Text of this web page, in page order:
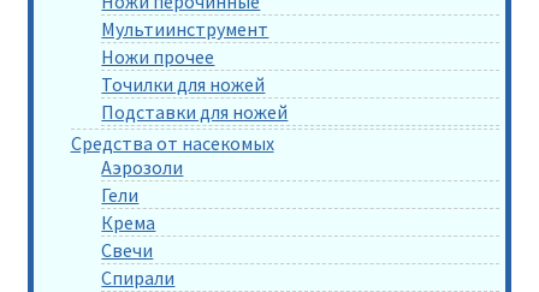
Мультиинструмент
Ножи прочее
Точилки для ножей
Подставки для ножей
Средства от насекомых
Аэрозоли
Гели
Крема
Свечи
Спирали